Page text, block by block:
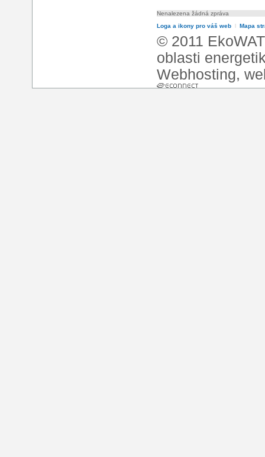
Nenalezena žádná zpráva
Loga a ikony pro váš web l Mapa
© 2011
oblasti
Webhosting,